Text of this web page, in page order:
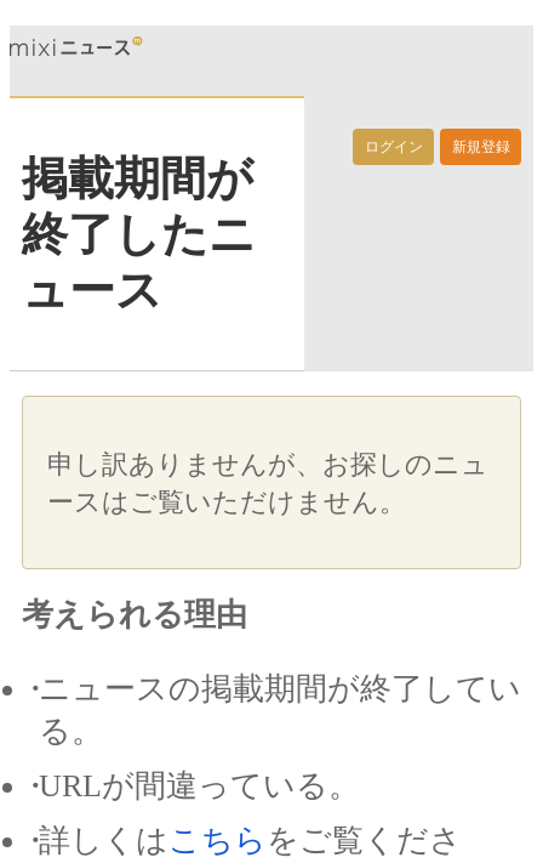
ログイン 新規登録
掲載期間が
終了したニ
ュース
申し訳ありませんが、お探しのニュ
ースはご覧いただけません。
考えられる理由
ニュースの掲載期間が終了してい
る。
URLが間違っている。
詳しくは こちら をご覧くださ